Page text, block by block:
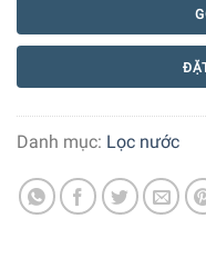
Danh mục: Lọc nước